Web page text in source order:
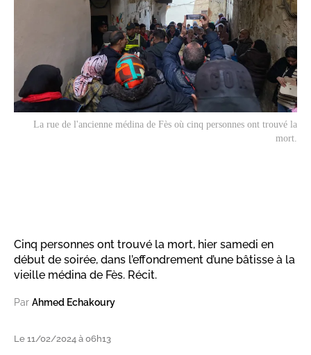
La rue de l'ancienne médina de Fès où cinq personnes ont trouvé la
mort.
Cinq personnes ont trouvé la mort, hier samedi en
début de soirée, dans l’effondrement d’une bâtisse à la
vieille médina de Fès. Récit.
Par Ahmed Echakoury
Le 11/02/2024 à 06h13